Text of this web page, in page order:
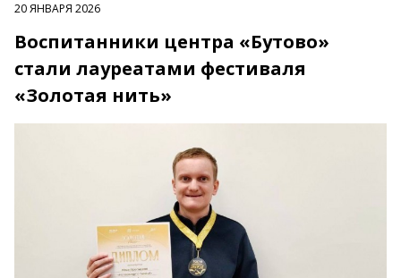
20 ЯНВАРЯ 2026
Воспитанники центра «Бутово»
стали лауреатами фестиваля
«Золотая нить»